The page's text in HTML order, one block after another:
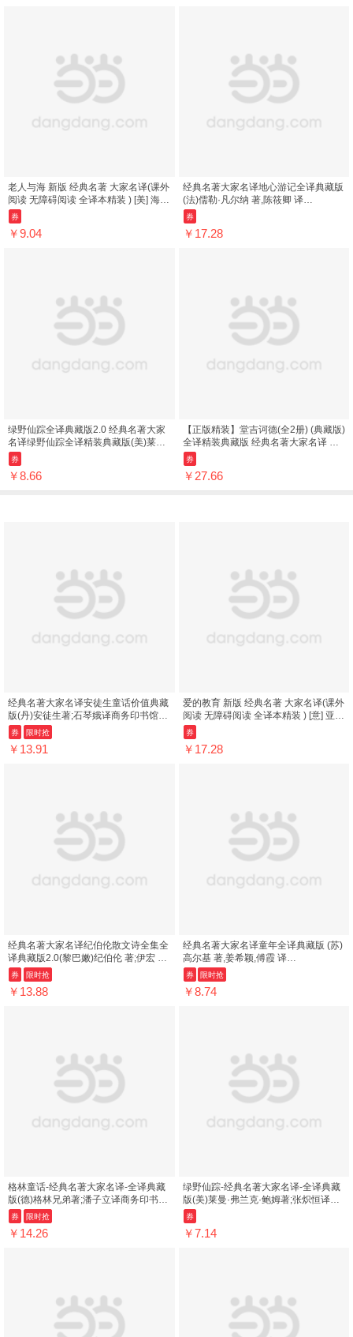
老人与海 新版 经典名著 大家名译(课外
阅读 无障碍阅读 全译本精装 ) [美] 海明
威,张炽恒 商务印书馆 97871...
券
￥9.04
经典名著大家名译地心游记全译典藏版
(法)儒勒·凡尔纳 著,陈筱卿 译
9787100118897 商务印书馆
券
￥17.28
绿野仙踪全译典藏版2.0 经典名著大家
名译绿野仙踪全译精装典藏版(美)莱曼·
弗兰克·鲍姆 著;张炽恒 译商务印...
券
￥8.66
【正版精装】堂吉诃德(全2册) (典藏版)
全译精装典藏版 经典名著大家名译 无
障碍阅读(西班牙)塞万提斯商务印...
券
￥27.66
经典名著大家名译安徒生童话价值典藏
版(丹)安徒生著;石琴娥译商务印书馆
9787100113175青少版课外名著 小学
生...
券 限时抢
￥13.91
爱的教育 新版 经典名著 大家名译(课外
阅读 无障碍阅读 全译本精装 ) [意] 亚米
契斯,刘月樵 商务印书馆 978...
券
￥17.28
经典名著大家名译纪伯伦散文诗全集全
译典藏版2.0(黎巴嫩)纪伯伦 著;伊宏 等
译商务印书馆9787100123228
券 限时抢
￥13.88
经典名著大家名译童年全译典藏版 (苏)
高尔基 著,姜希颖,傅霞 译
9787100113045 商务印书馆
券 限时抢
￥8.74
格林童话-经典名著大家名译-全译典藏
版(德)格林兄弟著;潘子立译商务印书馆
9787100113083
券 限时抢
￥14.26
绿野仙踪-经典名著大家名译-全译典藏
版(美)莱曼·弗兰克·鲍姆著;张炽恒译商
务印书馆9787100113014
券
￥7.14